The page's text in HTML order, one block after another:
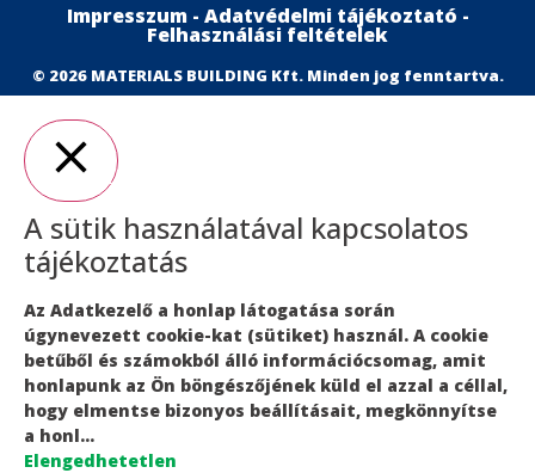
Impresszum - Adatvédelmi tájékoztató -
Felhasználási feltételek
© 2026 MATERIALS BUILDING Kft. Minden jog fenntartva.
Close
A sütik használatával kapcsolatos
tájékoztatás
Az Adatkezelő a honlap látogatása során
úgynevezett cookie-kat (sütiket) használ. A cookie
betűből és számokból álló információcsomag, amit
honlapunk az Ön böngészőjének küld el azzal a céllal,
hogy elmentse bizonyos beállításait, megkönnyítse
a honl...
Elengedhetetlen